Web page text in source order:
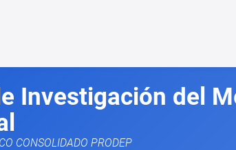
Investigación del
CONSOLIDADO PRODEP